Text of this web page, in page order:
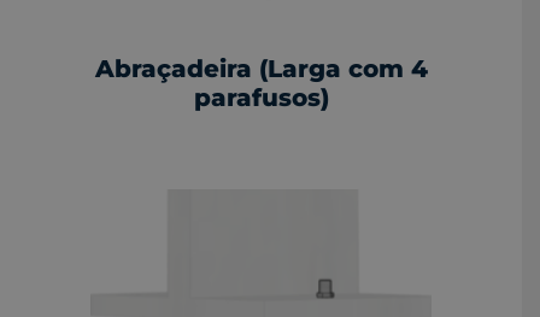
Abraçadeira (Larga com 4
parafusos)